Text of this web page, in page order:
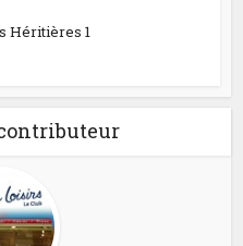
Héritières 1